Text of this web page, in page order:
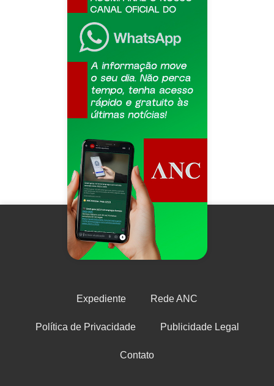
Expediente Rede ANC
Política de Privacidade Publicidade Legal
Contato